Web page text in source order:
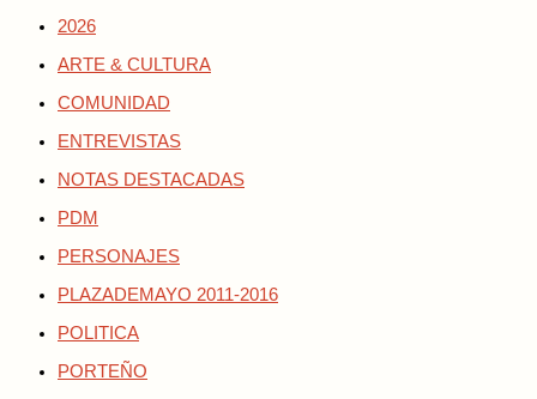
2026
ARTE & CULTURA
COMUNIDAD
ENTREVISTAS
NOTAS DESTACADAS
PDM
PERSONAJES
PLAZADEMAYO 2011-2016
POLITICA
PORTEÑO